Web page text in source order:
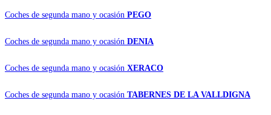
Coches de segunda mano y ocasión PEGO
Coches de segunda mano y ocasión DENIA
Coches de segunda mano y ocasión XERACO
Coches de segunda mano y ocasión TABERNES DE LA VALLDIGNA